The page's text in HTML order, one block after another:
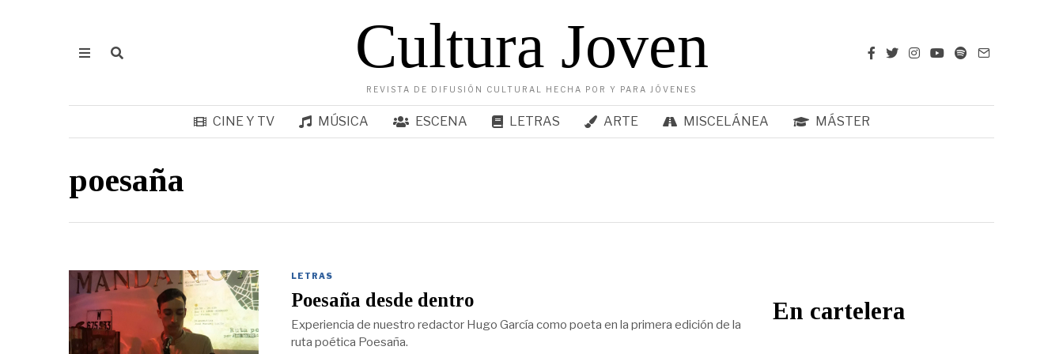
Cultura Joven
REVISTA DE DIFUSIÓN CULTURAL HECHA POR Y PARA JÓVENES
CINE Y TV MÚSICA ESCENA LETRAS ARTE MISCELÁNEA MÁSTER
poesaña
LETRAS
Poesaña desde dentro
Experiencia de nuestro redactor Hugo García como poeta en la primera edición de la
ruta poética Poesaña.
En cartelera